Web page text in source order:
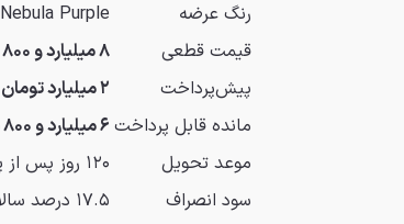
رنگ عرضه
Nebula Purple (بنفش نبولا)
قیمت قطعی
۸ میلیارد و ۸۰۰ میلیون تومان
پیش‌پرداخت
۲ میلیارد تومان
مانده قابل پرداخت ۶ میلیارد و ۸۰۰ میلیون تومان
موعد تحویل
۱۲۰ روز پس از پرداخت پیش‌پرداخت
سود انصراف
۱۷.۵ درصد سالانه